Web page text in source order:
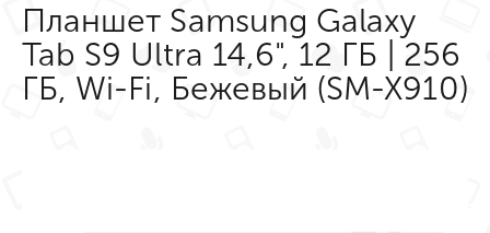
Планшет Samsung Galaxy
Tab S9 Ultra 14,6", 12 ГБ | 256
ГБ, Wi-Fi, Бежевый (SM-X910)